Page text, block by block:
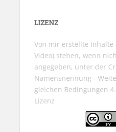
LIZENZ
Von mir erstellte Inhalte
Video) stehen, wenn
angegeben, unter der
Namensnennung -
gleichen Bedingungen
Lizenz